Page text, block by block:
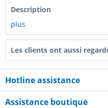
Description
plus
Les clients ont aussi
Hotline assistance
Assistance boutique